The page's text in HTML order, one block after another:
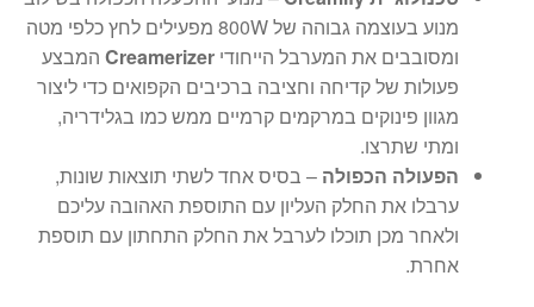
מנוע בעוצמה גבוהה של 800W מפעילים לחץ כלפי מטה
ומסובבים את המערבל הייחודי Creamerizer המבצע
פעולות של קדיחה וחציבה ברכיבים הקפואים כדי ליצור
מגוון פינוקים במרקמים קרמיים ממש כמו בגלידריה,
ומתי שתרצו.
הפעולה הכפולה – בסיס אחד לשתי תוצאות שונות,
ערבלו את החלק העליון עם התוספת האהובה עליכם
ולאחר מכן תוכלו לערבל את החלק התחתון עם תוספת
אחרת.